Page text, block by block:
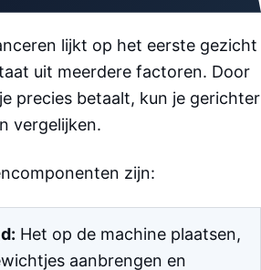
lijkt op het eerste gezicht
uit meerdere factoren. Door
precies betaalt, kun je gerichter
vergelijken.
zijn:
Het op de machine plaatsen,
aanbrengen en